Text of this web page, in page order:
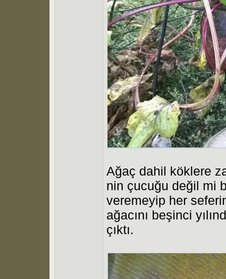
Ağaç dahil köklere
nin çucuğu değil mi
veremeyip her
ağacını beşinci
çıktı.